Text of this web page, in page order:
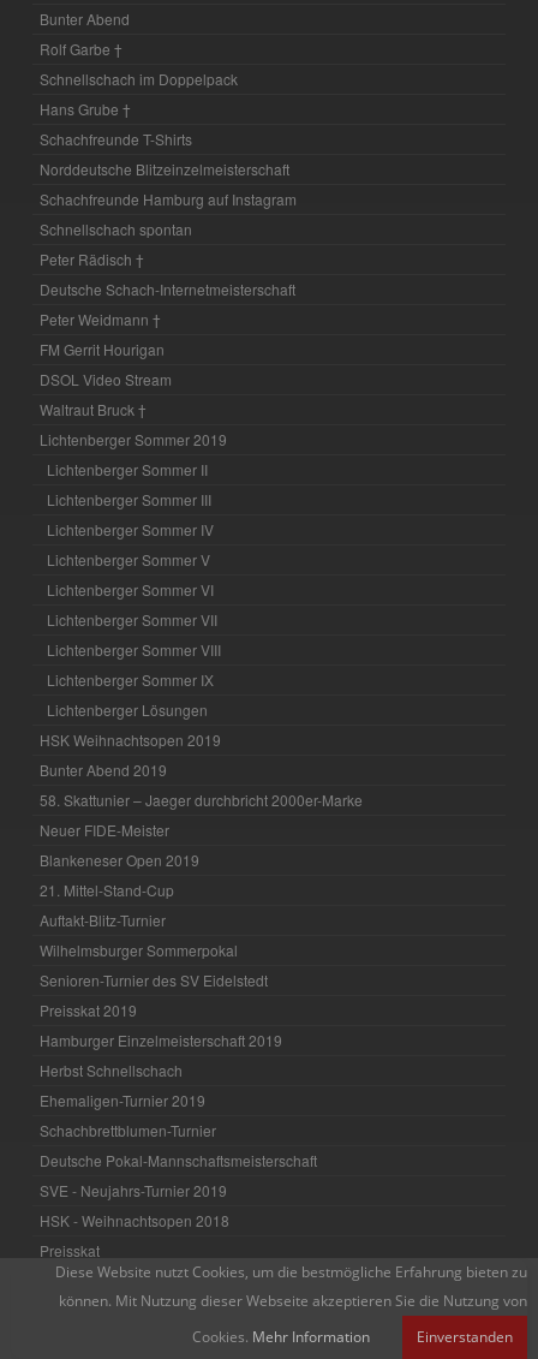
Bunter Abend
Rolf Garbe †
Schnellschach im Doppelpack
Hans Grube †
Schachfreunde T-Shirts
Norddeutsche Blitzeinzelmeisterschaft
Schachfreunde Hamburg auf Instagram
Schnellschach spontan
Peter Rädisch †
Deutsche Schach-Internetmeisterschaft
Peter Weidmann †
FM Gerrit Hourigan
DSOL Video Stream
Waltraut Bruck †
Lichtenberger Sommer 2019
Lichtenberger Sommer II
Lichtenberger Sommer III
Lichtenberger Sommer IV
Lichtenberger Sommer V
Lichtenberger Sommer VI
Lichtenberger Sommer VII
Lichtenberger Sommer VIII
Lichtenberger Sommer IX
Lichtenberger Lösungen
HSK Weihnachtsopen 2019
Bunter Abend 2019
58. Skattunier – Jaeger durchbricht 2000er-Marke
Neuer FIDE-Meister
Blankeneser Open 2019
21. Mittel-Stand-Cup
Auftakt-Blitz-Turnier
Wilhelmsburger Sommerpokal
Senioren-Turnier des SV Eidelstedt
Preisskat 2019
Hamburger Einzelmeisterschaft 2019
Herbst Schnellschach
Ehemaligen-Turnier 2019
Schachbrettblumen-Turnier
Deutsche Pokal-Mannschaftsmeisterschaft
SVE - Neujahrs-Turnier 2019
HSK - Weihnachtsopen 2018
Preisskat
Preisskat-Turnier 2018
Bunter Abend 2018
Deutsche Senioren-Meisterschaft 2018
Diese Website nutzt Cookies, um die bestmögliche Erfahrung bieten zu
können. Mit Nutzung dieser Webseite akzeptieren Sie die Nutzung von
Cookies. Mehr Information Einverstanden